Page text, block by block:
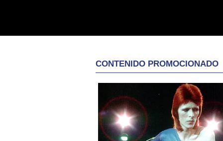
CONTENIDO PROMOCIONADO